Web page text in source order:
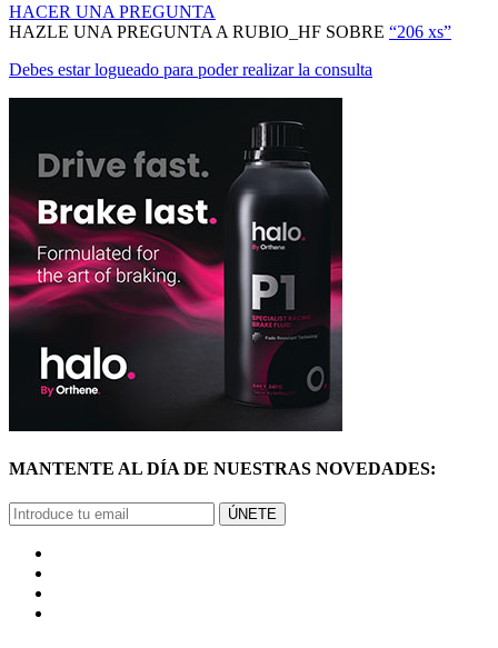
HACER UNA PREGUNTA
HAZLE UNA PREGUNTA A RUBIO_HF SOBRE “206 xs”
Debes estar logueado para poder realizar la consulta
MANTENTE AL DÍA DE NUESTRAS NOVEDADES:
ÚNETE